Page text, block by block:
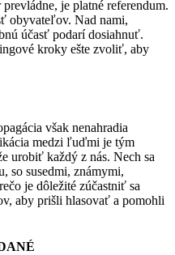
je platné referendum.
obyvateľov. Nad nami,
účasť podarí dosiahnuť.
kroky ešte zvoliť, aby
však nenahradia
medzi ľuďmi je tým
urobiť každý z nás. Nech sa
so susedmi, známymi,
je dôležité zúčastniť sa
aby prišli hlasovať a pomohli